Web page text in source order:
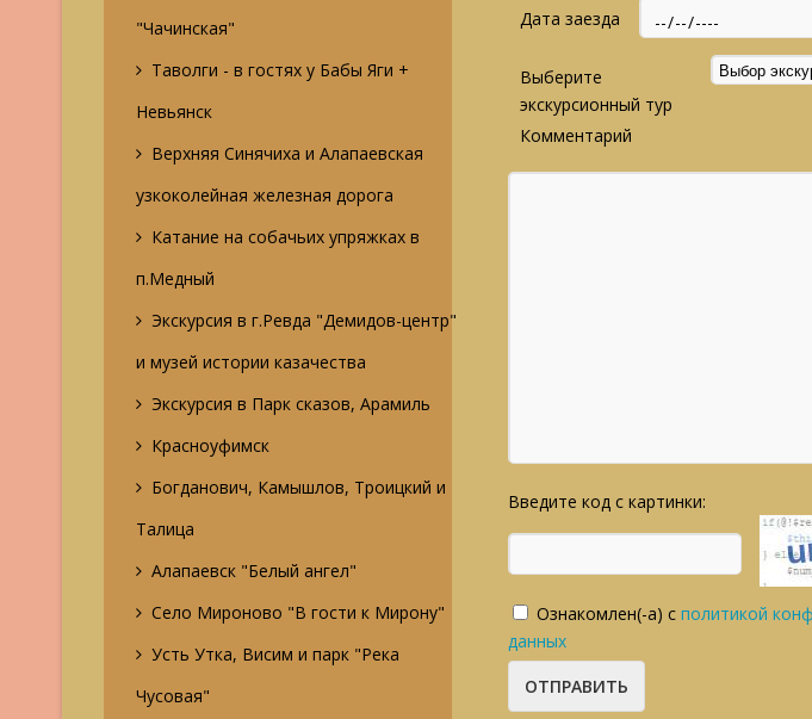
"Чачинская"
Таволги - в гостях у Бабы Яги +
Невьянск
Верхняя Синячиха и Алапаевская
узкоколейная железная дорога
Катание на собачьих упряжках в
п.Медный
Экскурсия в г.Ревда "Демидов-центр"
и музей истории казачества
Экскурсия в Парк сказов, Арамиль
Красноуфимск
Богданович, Камышлов, Троицкий и
Талица
Алапаевск "Белый ангел"
Село Мироново "В гости к Мирону"
Усть Утка, Висим и парк "Река
Чусовая"
Дата заезда
Выберите
экскурсионный тур
Комментарий
Введите код с картинки:
Ознакомлен(-а) сполитикой
данных